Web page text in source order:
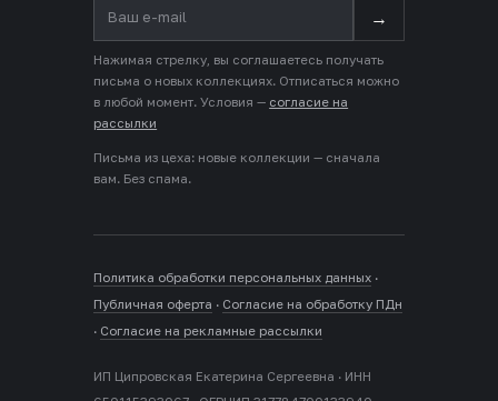
→
Нажимая стрелку, вы соглашаетесь получать
письма о новых коллекциях. Отписаться можно
в любой момент. Условия — согласие на
рассылки
Письма из цеха: новые коллекции — сначала
вам. Без спама.
Политика обработки персональных данных ·
Публичная оферта · Согласие на обработку ПДн
· Согласие на рекламные рассылки
ИП Ципровская Екатерина Сергеевна · ИНН